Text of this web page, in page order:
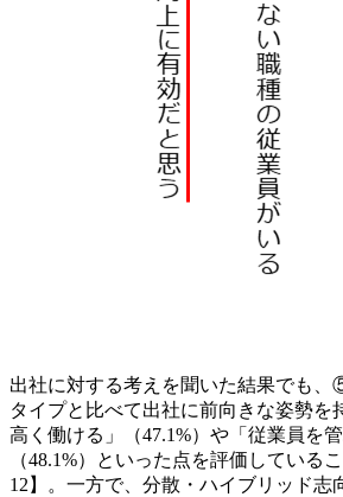
出社に対する考えを聞いた結果でも
タイプと比べて出社に前向きな姿勢を
高く働ける」（47.1%）や「従業員を管
（48.1%）といった点を評価している
12】。一方で、分散・ハイブリッド